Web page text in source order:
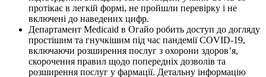
протікає в легкій формі, не пройшли перевірку і не
включені до наведених цифр.
Департамент Medicaid в Огайо робить доступ до догляду
простішим та гнучкішим під час пандемії COVID-19,
включаючи розширення послуг з охорони здоров’я,
скорочення правил щодо попередніх дозволів та
розширення послуг у фармації. Детальну інформацію